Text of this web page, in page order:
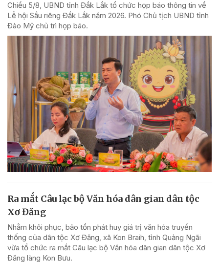
Chiều 5/8, UBND tỉnh Đắk Lắk tổ chức họp báo thông tin về
Lễ hội Sầu riêng Đắk Lắk năm 2026. Phó Chủ tịch UBND tỉnh
Đào Mỹ chủ trì họp báo.
Ra mắt Câu lạc bộ Văn hóa dân gian dân tộc
Xơ Đăng
Nhằm khôi phục, bảo tồn phát huy giá trị văn hóa truyền
thống của dân tộc Xơ Đăng, xã Kon Braih, tỉnh Quảng Ngãi
vừa tổ chức ra mắt Câu lạc bộ Văn hóa dân gian dân tộc Xơ
Đăng làng Kon Bưu.